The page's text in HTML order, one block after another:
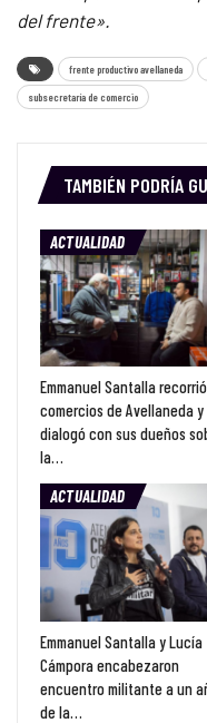
del frente».
frente productivo avellaneda
subsecretaría de comercio
TAMBIÉN PODRÍA
ACTUALIDAD
Emmanuel Santalla recorrió
comercios de Avellaneda y
dialogó con sus dueños
la…
ACTUALIDAD
Emmanuel Santalla y Lucía
Cámpora encabezaron
encuentro militante a un
de la…